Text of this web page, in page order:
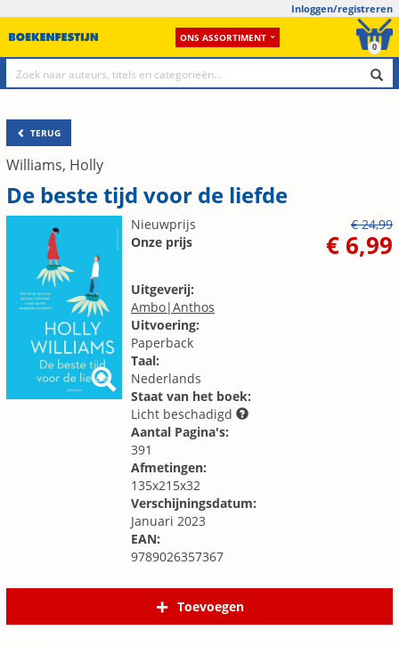
Inloggen/registreren
ONS ASSORTIMENT
0
TERUG
Williams, Holly
De beste tijd voor de liefde
Nieuwprijs
€ 24,99
Onze prijs
€ 6,99
Uitgeverij:
Ambo|Anthos
Uitvoering:
Paperback
Taal:
Nederlands
Staat van het boek:
Licht beschadigd
Aantal Pagina's:
391
Afmetingen:
135x215x32
Verschijningsdatum:
Januari 2023
EAN:
9789026357367
Toevoegen